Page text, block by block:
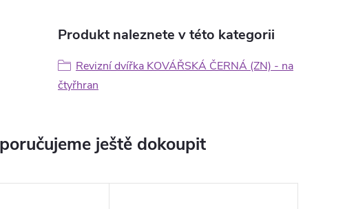
Produkt naleznete v této kategorii
Revizní dvířka KOVÁŘSKÁ ČERNÁ (ZN) - na
čtyřhran
ještě dokoupit